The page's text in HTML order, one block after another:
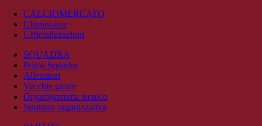
CALCIOMERCATO
Ultimissime
Ufficializzazioni
SQUADRA
Prima Squadra
Allenatori
Vecchie glorie
Organigramma tecnico
Struttura organizzativa